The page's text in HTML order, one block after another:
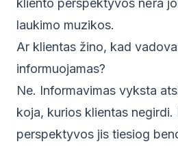
kliento perspektyvos nėra
laukimo muzikos.
Ar klientas žino, kad
informuojamas?
Ne. Informavimas vyksta
koja, kurios klientas negirdi.
perspektyvos jis tiesiog